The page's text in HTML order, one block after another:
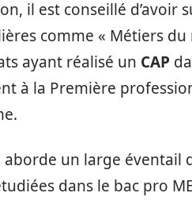
il est conseillé d’avoir
comme « Métiers
ayant réalisé un CAP
à la Première
un large éventail
dans le bac pro